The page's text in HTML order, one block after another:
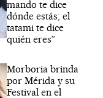
mando te dice
dónde estás; el
tatami te dice
quién eres”
Morboria brinda
por Mérida y su
Festival en el